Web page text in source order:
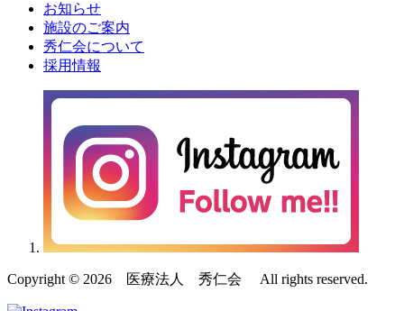
お知らせ
施設のご案内
秀仁会について
採用情報
Copyright © 2026 医療法人 秀仁会 All rights reserved.